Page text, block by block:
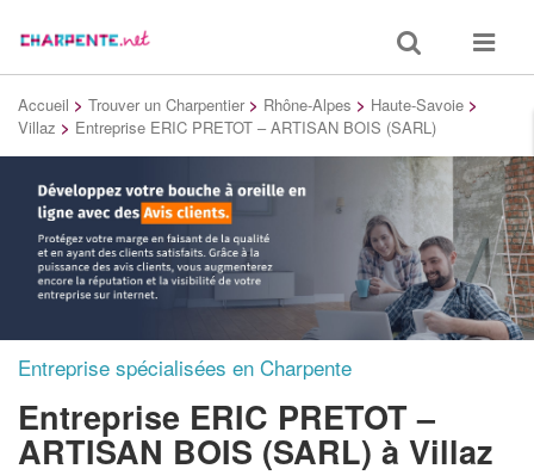
Toggle
search
Toggle
Accueil > Trouver un Charpentier > Rhône-Alpes > Haute-Savoie >
Villaz > Entreprise ERIC PRETOT – ARTISAN BOIS (SARL)
Entreprise spécialisées en Charpente
Entreprise ERIC PRETOT –
ARTISAN BOIS (SARL) à Villaz